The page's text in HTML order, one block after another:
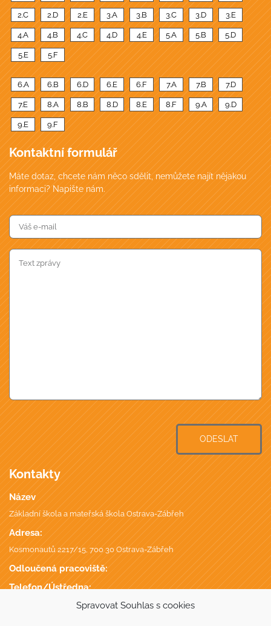
Spravovat Souhlas s cookies
2.C 2.D 2.E 3.A 3.B 3.C 3.D 3.E
4.A 4.B 4.C 4.D 4.E 5.A 5.B 5.D
5.E 5.F
6.A 6.B 6.D 6.E 6.F 7.A 7.B 7.D
7.E 8.A 8.B 8.D 8.E 8.F 9.A 9.D
9.E 9.F
Kontaktní formulář
Máte dotaz, chcete nám něco sdělit, nemůžete najít nějakou
informaci? Napište nám.
ODESLAT
Kontakty
Název
Základní škola a mateřská škola Ostrava-Zábřeh
Adresa:
Kosmonautů 2217/15, 700 30 Ostrava-Zábřeh
Odloučená pracoviště:
Telefon/Ústředna: